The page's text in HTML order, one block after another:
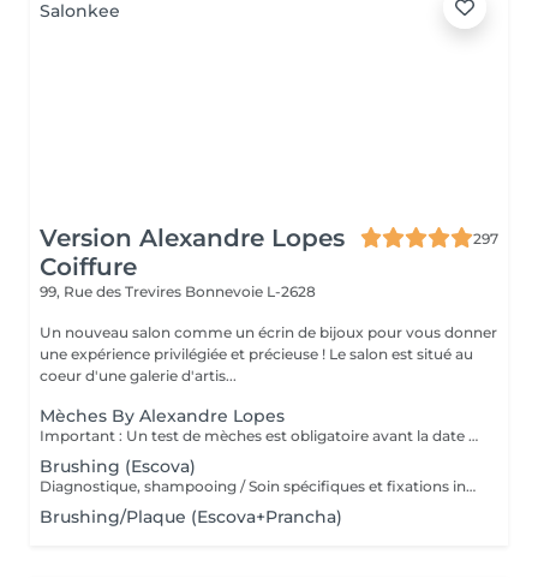
Version Alexandre Lopes
Coiffure
297
99, Rue des Trevires Bonnevoie L-2628
Un nouveau salon comme un écrin de bijoux pour vous donner
une expérience privilégiée et précieuse ! Le salon est situé au
coeur d'une galerie d'artis...
Mèches By Alexandre Lopes
Important : Un test de mèches est obligatoire avant la date du rendez-vous. Ce test permet d'évaluer la résistance du cheveu et d'assurer la sécurité ainsi que la qualité du résultat final. Le rendez-vous pour le service complet ne sera confirmé qu'après la réalisation de ce test. Nos mèches sont un service complet, conçu pour offrir un résultat à la fois lumineux, harmonieux et respectueux de la santé du cheveu. Le tarif inclut toutes les étapes du processus : réalisation des mèches, soin capillaire, effet fondu (ombré/estompage de racine), patine (tonalisation) et coiffage final. Nous travaillons avec des techniques personnalisées afin de garantir un rendu naturel, une transition de couleur douce et une finition impeccable.
Brushing (Escova)
Diagnostique, shampooing / Soin spécifiques et fixations inclus
Brushing/Plaque (Escova+Prancha)